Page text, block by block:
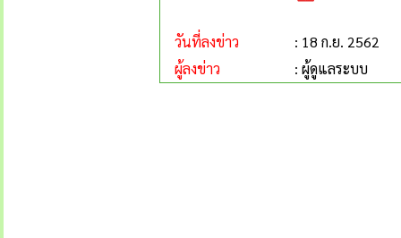
วันที่ลงข่าว
: 18 ก.ย. 2562
ผู้ลงข่าว
: ผู้ดูแลระบบ